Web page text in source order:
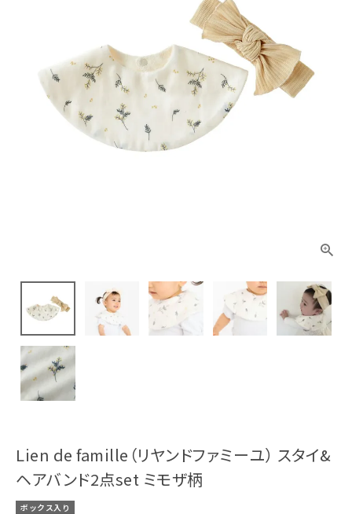
Lien de famille（リヤンドファミーユ） スタイ&
ヘアバンド2点set ミモザ柄
ボックス入り